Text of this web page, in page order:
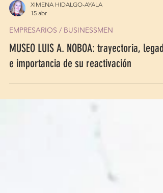
XIMENA HIDALGO-AYALA
EMPRESARIOS / BUSINESSMEN
MUSEO LUIS A. NOBOA: trayectoria, legado
e importancia de su reactivación